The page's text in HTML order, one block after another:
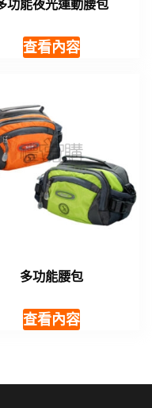
功能夜光運動腰包
查看內容
多功能腰包
查看內容